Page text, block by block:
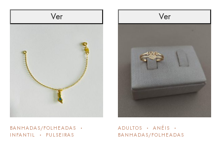
BANHADAS/FOLHEADAS
INFANTIL
PULSEIRAS
Ver
ADULTOS
ANÉIS
BANHADAS/FOLHEADAS
Ver